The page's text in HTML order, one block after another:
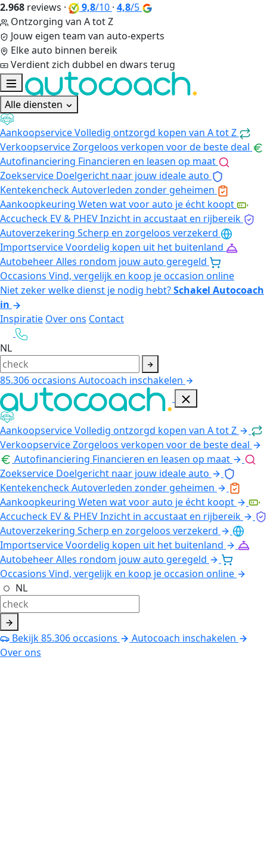
2.968 reviews · 9,8/10 · 4,8/5
Ontzorging van A tot Z
Jouw eigen team van auto-experts
Elke auto binnen bereik
Verdient zich dubbel en dwars terug
Alle diensten
AankoopserviceVolledig ontzorgd kopen van A tot Z
VerkoopserviceZorgeloos verkopen voor de beste deal
Autofinanciering Financieren en leasen op maat
Zoekservice Doelgericht naar jouw ideale auto
KentekencheckAutoverleden zonder geheimen
Aankoopkeuring Weten wat voor auto je écht koopt
Accucheck EV & PHEVInzicht in accustaat en rijbereik
Autoverzekering Scherp en zorgeloos verzekerd
ImportserviceVoordelig kopen uit het buitenland
AutobeheerAlles rondom jouw auto geregeld
Occasions Vind, vergelijk en koop je occasion online
Niet zeker welke dienst je nodig hebt?Schakel Autocoach
in
Inspiratie Over ons Contact
NL
85.306occasions Autocoach inschakelen
AankoopserviceVolledig ontzorgd kopen van A tot Z
VerkoopserviceZorgeloos verkopen voor de beste deal
Autofinanciering Financieren en leasen op maat
Zoekservice Doelgericht naar jouw ideale auto
KentekencheckAutoverleden zonder geheimen
Aankoopkeuring Weten wat voor auto je écht koopt
Accucheck EV & PHEVInzicht in accustaat en rijbereik
Autoverzekering Scherp en zorgeloos verzekerd
ImportserviceVoordelig kopen uit het buitenland
AutobeheerAlles rondom jouw auto geregeld
Occasions Vind, vergelijk en koop je occasion online
NL
Bekijk85.306occasions
Autocoach inschakelen
Over ons